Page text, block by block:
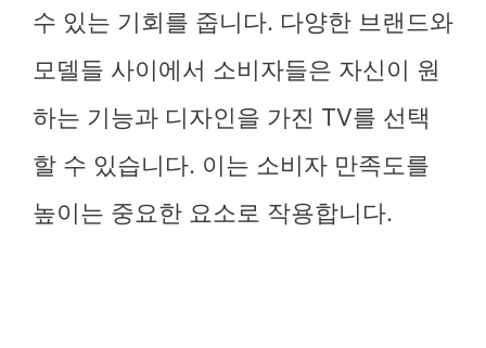
수 있는 기회를 줍니다. 다양한 브랜드와
모델들 사이에서 소비자들은 자신이 원
하는 기능과 디자인을 가진 TV를 선택
할 수 있습니다. 이는 소비자 만족도를
높이는 중요한 요소로 작용합니다.